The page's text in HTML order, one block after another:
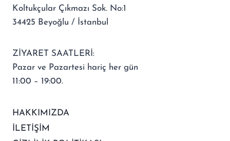
Koltukçular Çıkmazı Sok. No:1
34425 Beyoğlu / İstanbul
ZİYARET SAATLERİ:
Pazar ve Pazartesi hariç her gün
11:00 – 19:00.
HAKKIMIZDA
İLETİŞİM